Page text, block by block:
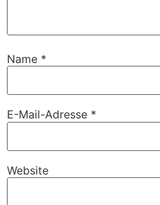
Name *
E-Mail-Adresse *
Website